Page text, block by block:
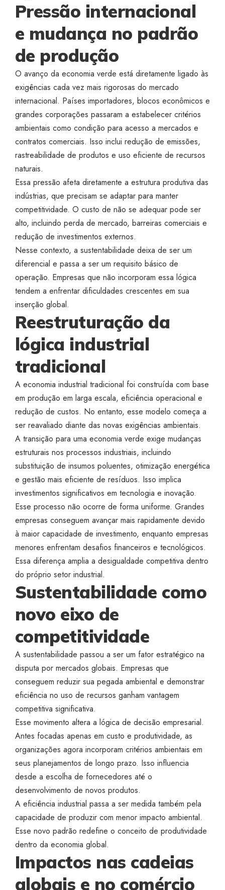
Pressão internacional
e mudança no padrão
de produção
O avanço da economia verde está diretamente ligado às
exigências cada vez mais rigorosas do mercado
internacional. Países importadores, blocos econômicos e
grandes corporações passaram a estabelecer critérios
ambientais como condição para acesso a mercados e
contratos comerciais. Isso inclui redução de emissões,
rastreabilidade de produtos e uso eficiente de recursos
naturais.
Essa pressão afeta diretamente a estrutura produtiva das
indústrias, que precisam se adaptar para manter
competitividade. O custo de não se adequar pode ser
alto, incluindo perda de mercado, barreiras comerciais e
redução de investimentos externos.
Nesse contexto, a sustentabilidade deixa de ser um
diferencial e passa a ser um requisito básico de
operação. Empresas que não incorporam essa lógica
tendem a enfrentar dificuldades crescentes em sua
inserção global.
Reestruturação da
lógica industrial
tradicional
A economia industrial tradicional foi construída com base
em produção em larga escala, eficiência operacional e
redução de custos. No entanto, esse modelo começa a
ser reavaliado diante das novas exigências ambientais.
A transição para uma economia verde exige mudanças
estruturais nos processos industriais, incluindo
substituição de insumos poluentes, otimização energética
e gestão mais eficiente de resíduos. Isso implica
investimentos significativos em tecnologia e inovação.
Esse processo não ocorre de forma uniforme. Grandes
empresas conseguem avançar mais rapidamente devido
à maior capacidade de investimento, enquanto empresas
menores enfrentam desafios financeiros e tecnológicos.
Essa diferença amplia a desigualdade competitiva dentro
do próprio setor industrial.
Sustentabilidade como
novo eixo de
competitividade
A sustentabilidade passou a ser um fator estratégico na
disputa por mercados globais. Empresas que
conseguem reduzir sua pegada ambiental e demonstrar
eficiência no uso de recursos ganham vantagem
competitiva significativa.
Esse movimento altera a lógica de decisão empresarial.
Antes focadas apenas em custo e produtividade, as
organizações agora incorporam critérios ambientais em
seus planejamentos de longo prazo. Isso influencia
desde a escolha de fornecedores até o
desenvolvimento de novos produtos.
A eficiência industrial passa a ser medida também pela
capacidade de produzir com menor impacto ambiental.
Esse novo padrão redefine o conceito de produtividade
dentro da economia global.
Impactos nas cadeias
globais e no comércio